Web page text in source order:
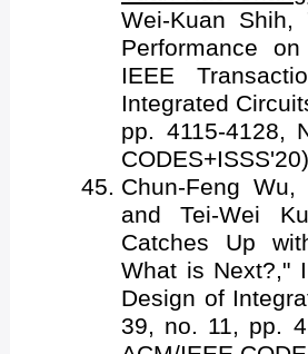
Wei-Kuan Shih,
Performance
IEEE
Integrated
pp. 4115-4128,
CODES+ISSS'20)
Chun-Feng Wu,
and Tei-Wei
Catches Up
What is Next?,"
Design of
39, no. 11, pp.